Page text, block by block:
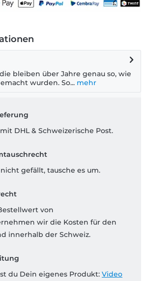
bleiben über Jahre genau so, wie
wurden. So... mehr
DHL & Schweizerische Post.
gefällt, tausche es um.
von
wir die Kosten für den
innerhalb der Schweiz.
du Dein eigenes Produkt: Video